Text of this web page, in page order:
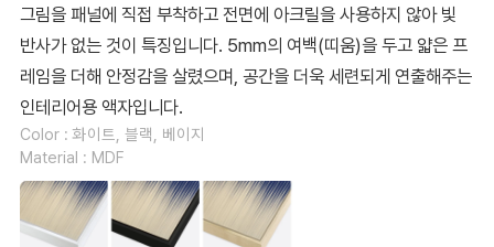
그림을 패널에 직접 부착하고 전면에 아크릴을 사용하지 않아 빛
반사가 없는 것이 특징입니다. 5mm의 여백(띠움)을 두고 얇은 프
레임을 더해 안정감을 살렸으며, 공간을 더욱 세련되게 연출해주는
인테리어용 액자입니다.
Color : 화이트, 블랙, 베이지
Material : MDF